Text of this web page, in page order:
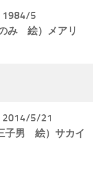
1984/5
み 絵）メアリ
2014/5/21
子男 絵）サカイ